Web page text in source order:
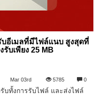
บอีเมลที่มีไฟล์แนบ สูงสุดที่
รับเพียง 25 MB
Mar 03rd 5785 0
บทั้งการรับไฟล์ และส่งไฟล์